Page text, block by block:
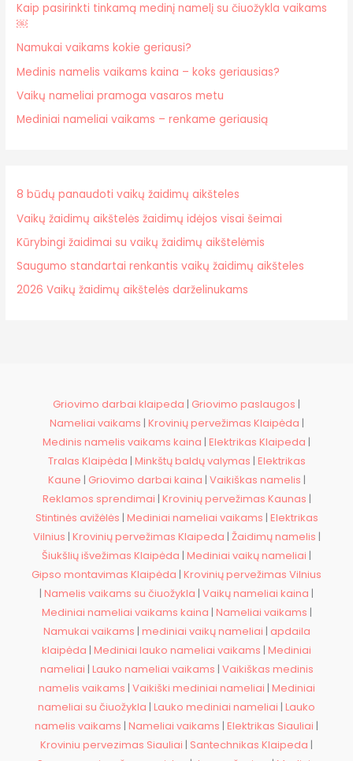
Kaip pasirinkti tinkamą medinį namelį su čiuožykla vaikams
￼
Namukai vaikams kokie geriausi?
Medinis namelis vaikams kaina – koks geriausias?
Vaikų nameliai pramoga vasaros metu
Mediniai nameliai vaikams – renkame geriausią
8 būdų panaudoti vaikų žaidimų aikšteles
Vaikų žaidimų aikštelės žaidimų idėjos visai šeimai
Kūrybingi žaidimai su vaikų žaidimų aikštelėmis
Saugumo standartai renkantis vaikų žaidimų aikšteles
2026 Vaikų žaidimų aikštelės darželinukams
Griovimo darbai klaipeda | Griovimo paslaugos |
Nameliai vaikams | Krovinių pervežimas Klaipėda |
Medinis namelis vaikams kaina | Elektrikas Klaipeda |
Tralas Klaipėda | Minkštų baldų valymas | Elektrikas
Kaune | Griovimo darbai kaina | Vaikiškas namelis |
Reklamos sprendimai | Krovinių pervežimas Kaunas |
Stintinės avižėlės | Mediniai nameliai vaikams | Elektrikas
Vilnius | Krovinių pervežimas Klaipeda | Žaidimų namelis |
Šiukšlių išvežimas Klaipėda | Mediniai vaikų nameliai |
Gipso montavimas Klaipėda | Krovinių pervežimas Vilnius
| Namelis vaikams su čiuožykla | Vaikų nameliai kaina |
Mediniai nameliai vaikams kaina | Nameliai vaikams |
Namukai vaikams | mediniai vaikų nameliai | apdaila
klaipėda | Mediniai lauko nameliai vaikams | Mediniai
nameliai | Lauko nameliai vaikams | Vaikiškas medinis
namelis vaikams | Vaikiški mediniai nameliai | Mediniai
nameliai su čiuožykla | Lauko mediniai nameliai | Lauko
namelis vaikams | Nameliai vaikams | Elektrikas Siauliai |
Kroviniu pervezimas Siauliai | Santechnikas Klaipeda |